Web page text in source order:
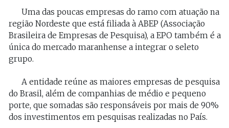
Uma das poucas empresas do ramo com atuação na
região Nordeste que está filiada à ABEP (Associação
Brasileira de Empresas de Pesquisa), a EPO também é a
única do mercado maranhense a integrar o seleto
grupo.
A entidade reúne as maiores empresas de pesquisa
do Brasil, além de companhias de médio e pequeno
porte, que somadas são responsáveis por mais de 90%
dos investimentos em pesquisas realizadas no País.